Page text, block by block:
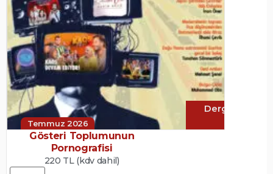
Temmuz 2026
Dergi
Gösteri Toplumunun
Pornografisi
220 TL (kdv dahil)